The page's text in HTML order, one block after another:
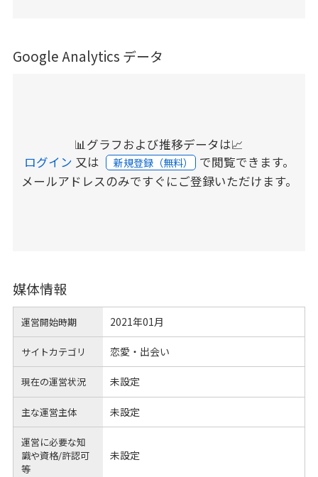
Google Analytics データ
📊グラフおよび推移データは📈
ログイン 又は 新規登録（無料） で閲覧できます。
メールアドレスのみですぐにご登録いただけます。
媒体情報
運営開始時期 2021年01月
サイトカテゴリ 恋愛・出会い
現在の運営状況 未設定
主な運営主体 未設定
運営に必要な知
識や資格/許認可
等
未設定